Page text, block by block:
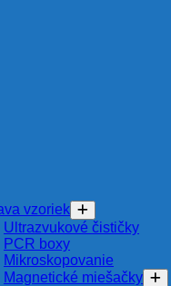
vzoriek
Ultrazvukové čističky
PCR boxy
Mikroskopovanie
Magnetické miešačky